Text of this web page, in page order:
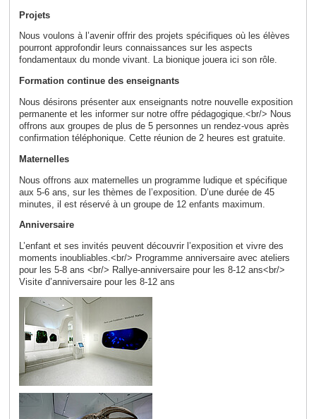
Projets
Nous voulons à l’avenir offrir des projets spécifiques où les élèves
pourront approfondir leurs connaissances sur les aspects
fondamentaux du monde vivant. La bionique jouera ici son rôle.
Formation continue des enseignants
Nous désirons présenter aux enseignants notre nouvelle exposition
permanente et les informer sur notre offre pédagogique.<br/> Nous
offrons aux groupes de plus de 5 personnes un rendez-vous après
confirmation téléphonique. Cette réunion de 2 heures est gratuite.
Maternelles
Nous offrons aux maternelles un programme ludique et spécifique
aux 5-6 ans, sur les thèmes de l’exposition. D’une durée de 45
minutes, il est réservé à un groupe de 12 enfants maximum.
Anniversaire
L’enfant et ses invités peuvent découvrir l’exposition et vivre des
moments inoubliables.<br/> Programme anniversaire avec ateliers
pour les 5-8 ans <br/> Rallye-anniversaire pour les 8-12 ans<br/>
Visite d’anniversaire pour les 8-12 ans